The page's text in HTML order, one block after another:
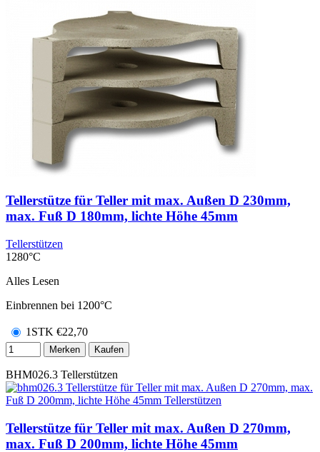
Tellerstütze für Teller mit max. Außen D 230mm,
max. Fuß D 180mm, lichte Höhe 45mm
Tellerstützen
1280°C
Alles Lesen
Einbrennen bei 1200°C
1STK €22,70
Merken Kaufen
BHM026.3 Tellerstützen
Tellerstütze für Teller mit max. Außen D 270mm,
max. Fuß D 200mm, lichte Höhe 45mm